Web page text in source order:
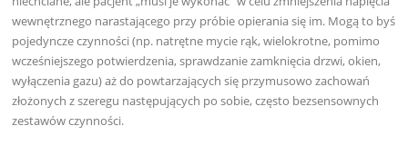
wewnętrznego narastającego przy próbie opierania się im. Mogą to byś
pojedyncze czynności (np. natrętne mycie rąk, wielokrotne, pomimo
wcześniejszego potwierdzenia, sprawdzanie zamknięcia drzwi, okien,
wyłączenia gazu) aż do powtarzających się przymusowo zachowań
złożonych z szeregu następujących po sobie, często bezsensownych
zestawów czynności.